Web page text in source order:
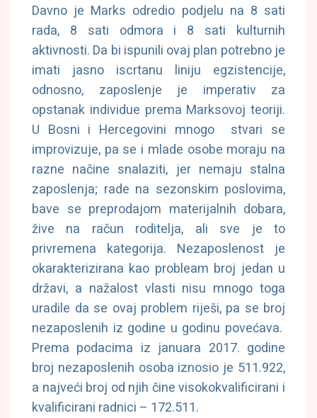
Davno je Marks odredio podjelu na 8 sati
rada, 8 sati odmora i 8 sati kulturnih
aktivnosti. Da bi ispunili ovaj plan potrebno je
imati jasno iscrtanu liniju egzistencije,
odnosno, zaposlenje je imperativ za
opstanak individue prema Marksovoj teoriji.
U Bosni i Hercegovini mnogo stvari se
improvizuje, pa se i mlade osobe moraju na
razne načine snalaziti, jer nemaju stalna
zaposlenja; rade na sezonskim poslovima,
bave se preprodajom materijalnih dobara,
žive na račun roditelja, ali sve je to
privremena kategorija. Nezaposlenost je
okarakterizirana kao probleam broj jedan u
državi, a nažalost vlasti nisu mnogo toga
uradile da se ovaj problem riješi, pa se broj
nezaposlenih iz godine u godinu povećava.
Prema podacima iz januara 2017. godine
broj nezaposlenih osoba iznosio je 511.922,
a najveći broj od njih čine visokokvalificirani i
kvalificirani radnici – 172.511.